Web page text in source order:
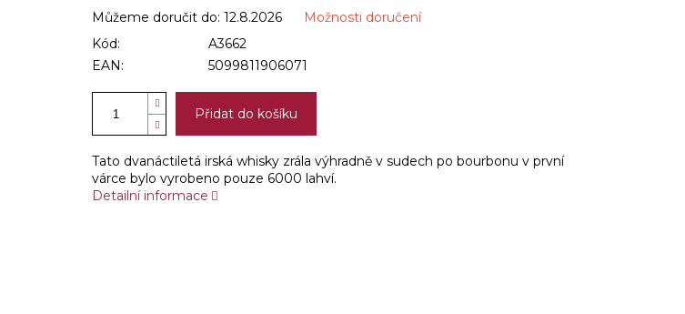
Můžeme doručit do: 12.8.2026
Možnosti doručení
Kód:
A3662
EAN:
5099811906071
Přidat do košíku
Tato dvanáctiletá irská whisky zrála výhradně v sudech po bourbonu v první
várce bylo vyrobeno pouze 6000 lahví.
Detailní informace